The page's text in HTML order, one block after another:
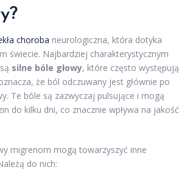
choroba neurologiczna, która dotyka
świecie. Najbardziej charakterystycznym
silne bóle głowy, które często występują
że ból odczuwany jest głównie po
Te bóle są zazwyczaj pulsujące i mogą
do kilku dni, co znacznie wpływa na jakość
migrenom mogą towarzyszyć inne
do nich: